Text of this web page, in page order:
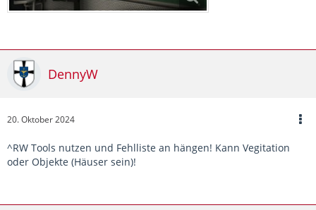
DennyW
20. Oktober 2024
^RW Tools nutzen und Fehlliste an hängen! Kann Vegitation
oder Objekte (Häuser sein)!